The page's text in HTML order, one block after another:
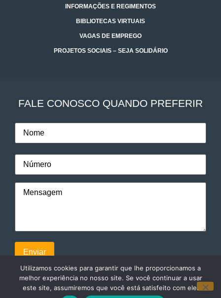
INFORMAÇÕES E REGIMENTOS
BIBLIOTECAS VIRTUAIS
VAGAS DE EMPREGO
PROJETOS SOCIAIS – SEJA SOLIDÁRIO
FALE CONOSCO QUANDO PREFERIR
Utilizamos cookies para garantir que lhe proporcionamos a
melhor experiência no nosso site. Se você continuar a usar
este site, assumiremos que você está satisfeito com ele.